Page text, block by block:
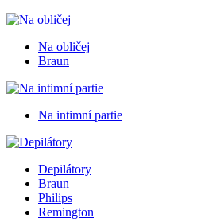
Na obličej
Braun
Na intimní partie
Depilátory
Braun
Philips
Remington